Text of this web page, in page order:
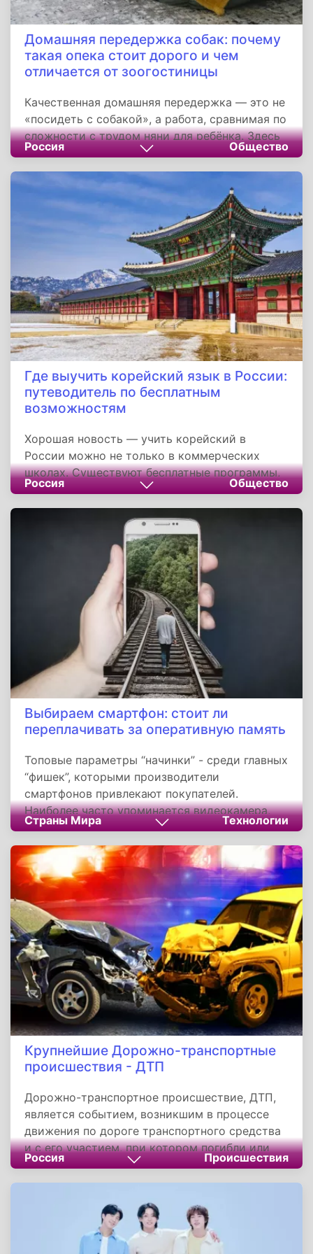
Домашняя передержка собак: почему
такая опека стоит дорого и чем
отличается от зоогостиницы
Качественная домашняя передержка — это не
«посидеть с собакой», а работа, сравнимая по
сложности с трудом няни для ребёнка. Здесь
нет мелочей: полная интеграция питомца в
быт, подстройка под его режим, постоянное
внимание, отсутствие личной жизни, плюс
реальные риски травм и порчи имущества.
Цена передержки отражает не жадность, а
серьёзность вашего подхода к питомцу и
уважение к чужому труду.
Россия Общество
Где выучить корейский язык в России:
путеводитель по бесплатным
возможностям
Хорошая новость — учить корейский в
России можно не только в коммерческих
школах. Существуют бесплатные программы,
поддерживаемые государственными и
корейскими официальными структурами —
такими как Корейский культурный центр при
Посольстве Южной Кореи и Институт короля
Седжона. Кроме того, доступны онлайн-
курсы, включая платформы с бесплатным
доступом к учебным материалам.
Россия Общество
Выбираем смартфон: стоит ли
переплачивать за оперативную память
Топовые параметры “начинки” - среди главных
“фишек”, которыми производители
смартфонов привлекают покупателей.
Наиболее часто упоминается видеокамера,
оперативная память или место в памяти для
размещения данных.
Страны Мира Технологии
Крупнейшие Дорожно-транспортные
происшествия - ДТП
Дорожно-транспортное происшествие, ДТП,
является событием, возникшим в процессе
движения по дороге транспортного средства
и с его участием, при котором погибли или
пострадали люди или повреждены
транспортные средства, сооружения, грузы,
ДТП классифицируются на столкновение,
опрокидывание, наезд на стоящее
транспортное средство, наезд на препятствие,
Россия Происшествия